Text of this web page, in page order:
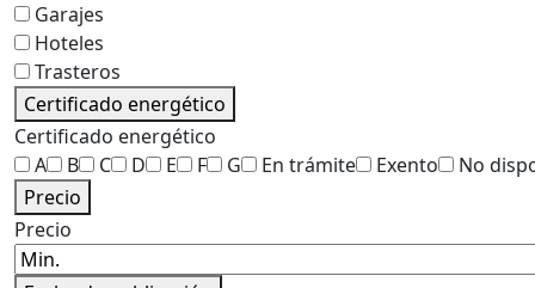
Garajes
Hoteles
Trasteros
Certificado energético
Certificado energético
A
B C D E F G En trámite Exento
No
Precio
Precio